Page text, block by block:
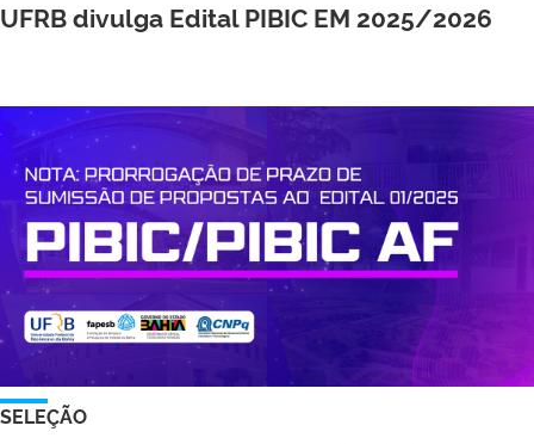
UFRB divulga Edital PIBIC EM 2025/2026
SELEÇÃO